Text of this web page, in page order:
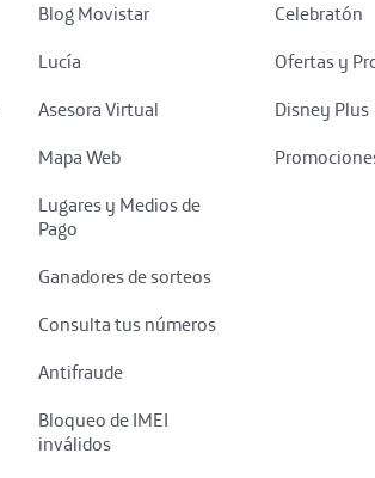
Blog Movistar
Lucía
Asesora Virtual
Mapa Web
Lugares y Medios de
Pago
Ganadores de sorteos
Consulta tus números
Antifraude
Bloqueo de IMEI
inválidos
Celebratón
Ofertas y
Disney Plus